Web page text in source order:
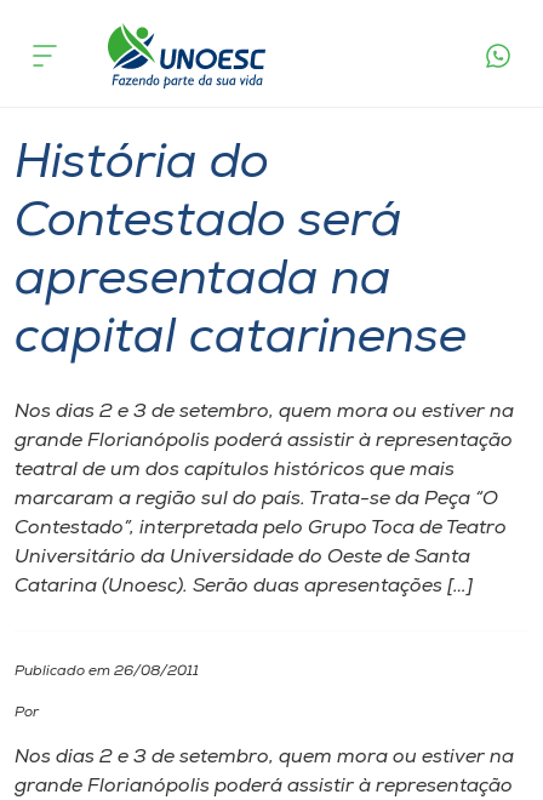
Cursos
Pesquisa
Atendimento ao Estudante
Portal de Ensino
A
Unoesc
Internacionalização
I.nova
Diplomados
acontece
História do
Contestado será
apresentada na
capital catarinense
Nos dias 2 e 3 de setembro, quem mora ou estiver na
grande Florianópolis poderá assistir à representação
teatral de um dos capítulos históricos que mais
marcaram a região sul do país. Trata-se da Peça “O
Contestado”, interpretada pelo Grupo Toca de Teatro
Universitário da Universidade do Oeste de Santa
Catarina (Unoesc). Serão duas apresentações […]
Publicado em 26/08/2011
Por
Nos dias 2 e 3 de setembro, quem mora ou estiver na
grande Florianópolis poderá assistir à representação